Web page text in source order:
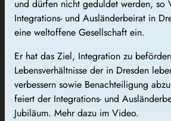
und dürfen nicht geduldet werden, so
Integrations- und Ausländerbeirat in
eine weltoffene Gesellschaft ein.
Er hat das Ziel, Integration zu
Lebensverhältnisse der in Dresden
verbessern sowie Benachteiligung
feiert der Integrations- und
Jubiläum. Mehr dazu im Video.